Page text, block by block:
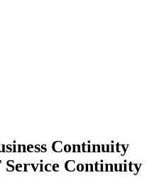
Continuity
Service Continuity